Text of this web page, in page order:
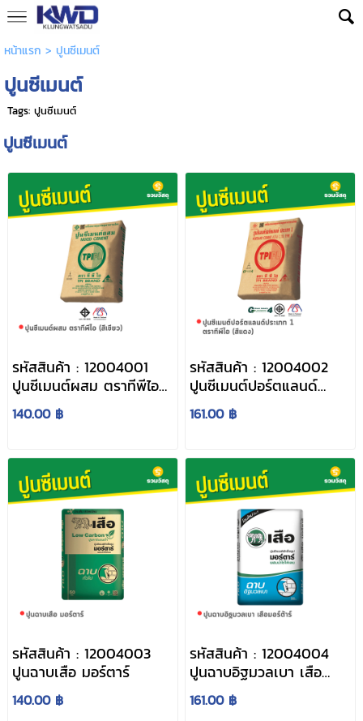
หน้าแรก > ปูนซีเมนต์
ปูนซีเมนต์
Tags: ปูนซีเมนต์
ปูนซีเมนต์
รหัสสินค้า : 12004001
ปูนซีเมนต์ผสม ตราทีพีไอ
(สีเขียว)
140.00 ฿
รหัสสินค้า : 12004002
ปูนซีเมนต์ปอร์ตแลนด์
ประเภท 1 ตราทีพีไอ (สี
แดง)
161.00 ฿
รหัสสินค้า : 12004003
ปูนฉาบเสือ มอร์ตาร์
140.00 ฿
รหัสสินค้า : 12004004
ปูนฉาบอิฐมวลเบา เสือ
มอร์ต้าร์
161.00 ฿